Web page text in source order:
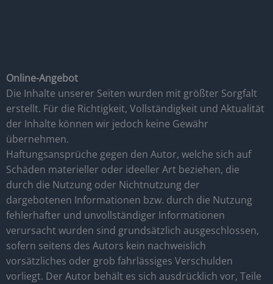
Online-Angebot
Die Inhalte unserer Seiten wurden mit größter Sorgfalt
erstellt. Für die Richtigkeit, Vollständigkeit und Aktualität
der Inhalte können wir jedoch keine Gewähr
übernehmen.
Haftungsansprüche gegen den Autor, welche sich auf
Schäden materieller oder ideeller Art beziehen, die
durch die Nutzung oder Nichtnutzung der
dargebotenen Informationen bzw. durch die Nutzung
fehlerhafter und unvollständiger Informationen
verursacht wurden sind grundsätzlich ausgeschlossen,
sofern seitens des Autors kein nachweislich
vorsätzliches oder grob fahrlässiges Verschulden
vorliegt. Der Autor behält es sich ausdrücklich vor, Teile